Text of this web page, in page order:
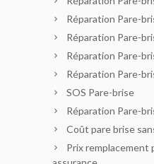
Réparation Pare-
Réparation Pare-
Réparation Pare-
Réparation Pare-
SOS Pare-brise
Réparation Pare-
Coût pare brise
Prix remplacement